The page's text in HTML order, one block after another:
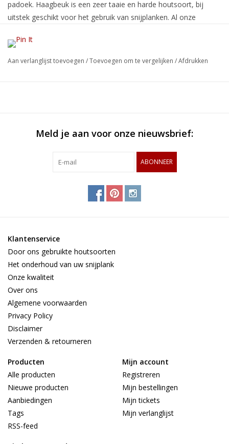
padoek. Haagbeuk is een zeer taaie en harde houtsoort, bij
uitstek geschikt voor het gebruik van snijplanken. Al onze
in willekeurige volgorde geplaatste gekleurde blokken zorgen
voor een speels ontwerp die in elke keuken past. De afmetingen
Aan verlanglijst toevoegen /Toevoegen om te vergelijken /Afdrukken
Meld je aan voor onze nieuwsbrief:
ABONNEER
Klantenservice
Door ons gebruikte houtsoorten
Het onderhoud van uw snijplank
Onze kwaliteit
Over ons
Algemene voorwaarden
Privacy Policy
Disclaimer
Verzenden & retourneren
Producten
Alle producten
Nieuwe producten
Aanbiedingen
Tags
RSS-feed
Mijn account
Registreren
Mijn bestellingen
Mijn tickets
Mijn verlanglijst